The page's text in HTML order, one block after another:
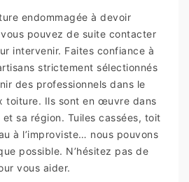
endommagée à devoir
pouvez de suite contacter
intervenir. Faites confiance à
strictement sélectionnés
des professionnels dans le
toiture. Ils sont en œuvre dans
et sa région. Tuiles cassées, toit
à l’improviste… nous pouvons
possible. N’hésitez pas de
vous aider.